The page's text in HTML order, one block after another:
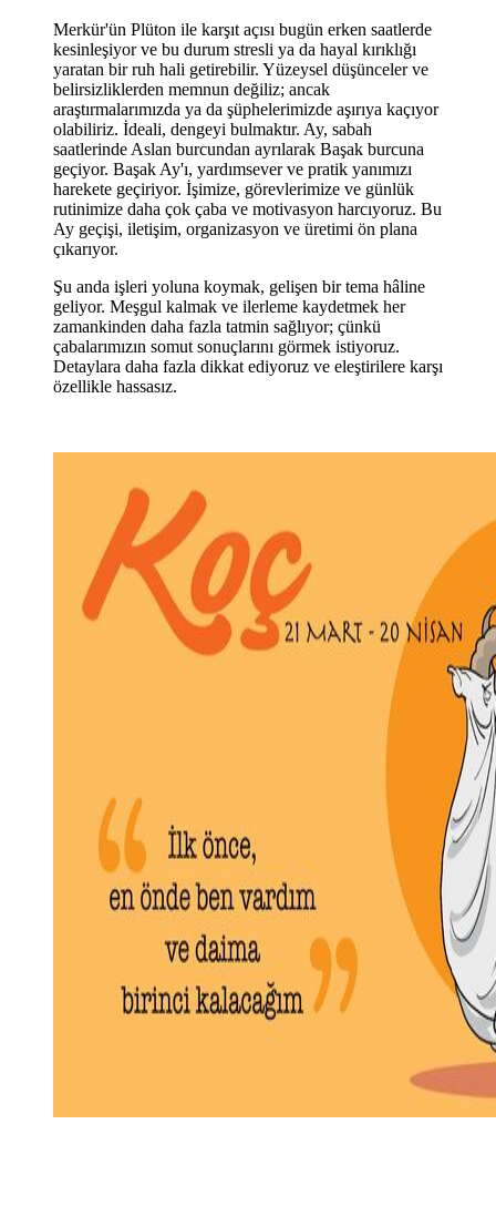
Merkür'ün Plüton ile karşıt açısı bugün erken saatlerde
kesinleşiyor ve bu durum stresli ya da hayal kırıklığı
yaratan bir ruh hali getirebilir. Yüzeysel düşünceler ve
belirsizliklerden memnun değiliz; ancak
araştırmalarımızda ya da şüphelerimizde aşırıya kaçıyor
olabiliriz. İdeali, dengeyi bulmaktır. Ay, sabah
saatlerinde Aslan burcundan ayrılarak Başak burcuna
geçiyor. Başak Ay'ı, yardımsever ve pratik yanımızı
harekete geçiriyor. İşimize, görevlerimize ve günlük
rutinimize daha çok çaba ve motivasyon harcıyoruz. Bu
Ay geçişi, iletişim, organizasyon ve üretimi ön plana
çıkarıyor.
Şu anda işleri yoluna koymak, gelişen bir tema hâline
geliyor. Meşgul kalmak ve ilerleme kaydetmek her
zamankinden daha fazla tatmin sağlıyor; çünkü
çabalarımızın somut sonuçlarını görmek istiyoruz.
Detaylara daha fazla dikkat ediyoruz ve eleştirilere karşı
özellikle hassasız.